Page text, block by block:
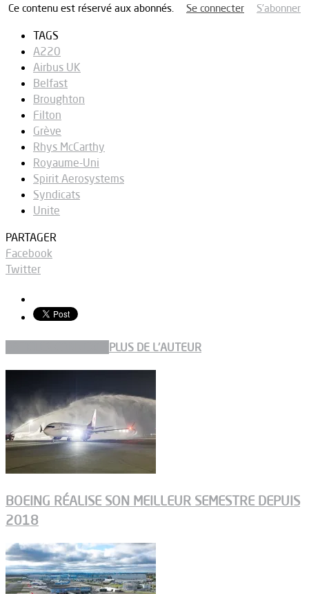
Ce contenu est réservé aux abonnés. Se connecter S’abonner
TAGS
A220
Airbus UK
Belfast
Broughton
Filton
Grève
Rhys McCarthy
Royaume-Uni
Spirit Aerosystems
Syndicats
Unite
PARTAGER
Facebook
Twitter
PLUS DE L'AUTEUR
BOEING RÉALISE SON MEILLEUR SEMESTRE DEPUIS
2018